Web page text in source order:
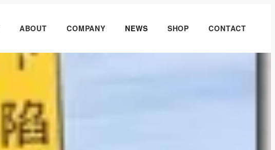
ABOUT COMPANY NEWS SHOP CONTACT